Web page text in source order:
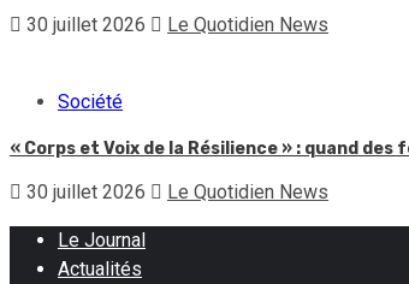
30 juillet 2026 Le Quotidien News
Société
« Corps et Voix de la Résilience » : quand
30 juillet 2026 Le Quotidien News
Le Journal
Actualités